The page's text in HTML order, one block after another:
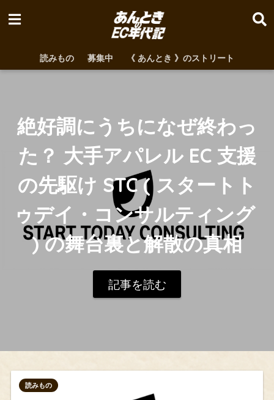
読みもの 募集中 《 あんとき 》のストリート
絶好調にうちになぜ終わっ
た？ 大手アパレル EC 支援
の先駆け STC ( スタートト
ゥデイ・コンサルティング
) の舞台裏と解散の真相
記事を読む
読みもの